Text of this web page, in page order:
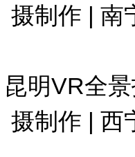
摄制作 | 南
昆明VR全
摄制作 | 西